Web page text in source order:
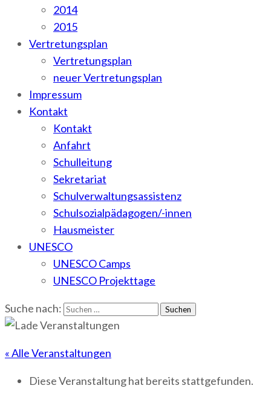
2014
2015
Vertretungsplan
Vertretungsplan
neuer Vertretungsplan
Impressum
Kontakt
Kontakt
Anfahrt
Schulleitung
Sekretariat
Schulverwaltungsassistenz
Schulsozialpädagogen/-innen
Hausmeister
UNESCO
UNESCO Camps
UNESCO Projekttage
Suche nach:
« Alle Veranstaltungen
Diese Veranstaltung hat bereits stattgefunden.